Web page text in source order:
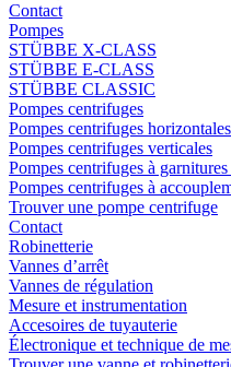
Contact
Pompes
STÜBBE X-CLASS
STÜBBE E-CLASS
STÜBBE CLASSIC
Pompes centrifuges
Pompes centrifuges horizontales
Pompes centrifuges verticales
Pompes centrifuges à garnitures
Pompes centrifuges à
Trouver une pompe centrifuge
Contact
Robinetterie
Vannes d’arrêt
Vannes de régulation
Mesure et instrumentation
Accesoires de tuyauterie
Électronique et technique de